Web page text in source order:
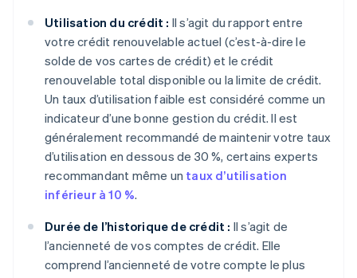
Utilisation du crédit : Il s’agit du rapport entre
votre crédit renouvelable actuel (c’est-à-dire le
solde de vos cartes de crédit) et le crédit
renouvelable total disponible ou la limite de crédit.
Un taux d’utilisation faible est considéré comme un
indicateur d’une bonne gestion du crédit. Il est
généralement recommandé de maintenir votre taux
d’utilisation en dessous de 30 %, certains experts
recommandant même un taux d’utilisation
inférieur à 10 %.
Durée de l’historique de crédit : Il s’agit de
l’ancienneté de vos comptes de crédit. Elle
comprend l’ancienneté de votre compte le plus